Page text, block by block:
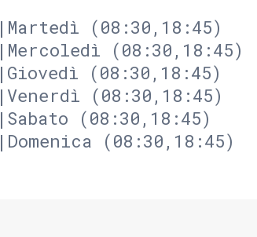
|Martedì (08:30,18:45)
|Mercoledì (08:30,18:45)
|Giovedì (08:30,18:45)
|Venerdì (08:30,18:45)
|Sabato (08:30,18:45)
|Domenica (08:30,18:45)